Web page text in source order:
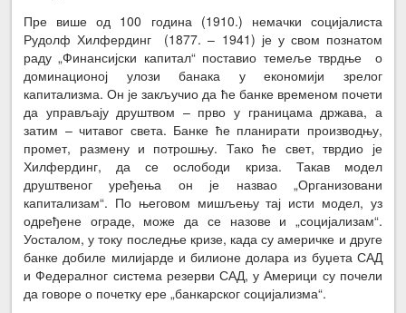
Пре више од 100 година (1910.) немачки социјалиста
Рудолф Хилфердинг (1877. – 1941) је у свом познатом
раду „Финансијски капитал“ поставио темеље тврдње о
доминационој улози банака у економији зрелог
капитализма. Он је закључио да ће банке временом почети
да управљају друштвом – прво у границама држава, а
затим – читавог света. Банке ће планирати производњу,
промет, размену и потрошњу. Тако ће свет, тврдио је
Хилфердинг, да се ослободи криза. Такав модел
друштвеног уређења он је назвао „Организовани
капитализам“. По његовом мишљењу тај исти модел, уз
одређене ограде, може да се назове и „социјализам“.
Уосталом, у току последње кризе, када су америчке и друге
банке добиле милијарде и билионе долара из буџета САД
и Федералног система резерви САД, у Америци су почели
да говоре о почетку ере „банкарског социјализма“.